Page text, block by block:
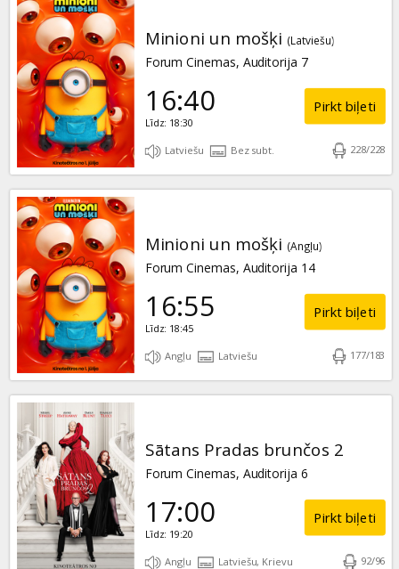
Minioni un mošķi (Latviešu)
Forum Cinemas, Auditorija 7
16:40
Līdz: 18:30
Pirkt biļeti
Latviešu Bez subt. 228/228
Minioni un mošķi (Angļu)
Forum Cinemas, Auditorija 14
16:55
Līdz: 18:45
Pirkt biļeti
Angļu Latviešu 177/183
Sātans Pradas brunčos 2
Forum Cinemas, Auditorija 6
17:00
Līdz: 19:20
Pirkt biļeti
Angļu Latviešu, Krievu 92/96